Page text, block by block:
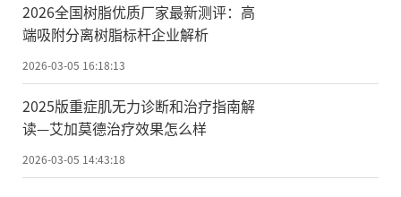
2026全国树脂优质厂家最新测评：高
端吸附分离树脂标杆企业解析
2026-03-05 16:18:13
2025版重症肌无力诊断和治疗指南解
读—艾加莫德治疗效果怎么样
2026-03-05 14:43:18